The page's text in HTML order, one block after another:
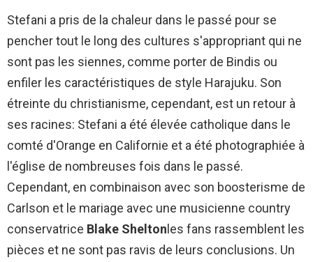
Stefani a pris de la chaleur dans le passé pour se
pencher tout le long des cultures s'appropriant qui ne
sont pas les siennes, comme porter de Bindis ou
enfiler les caractéristiques de style Harajuku. Son
étreinte du christianisme, cependant, est un retour à
ses racines: Stefani a été élevée catholique dans le
comté d'Orange en Californie et a été photographiée à
l'église de nombreuses fois dans le passé.
Cependant, en combinaison avec son boosterisme de
Carlson et le mariage avec une musicienne country
conservatrice Blake Sheltonles fans rassemblent les
pièces et ne sont pas ravis de leurs conclusions. Un